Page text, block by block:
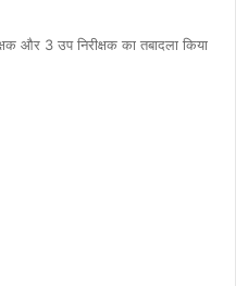
और 3 उप निरीक्षक का तबादला किया